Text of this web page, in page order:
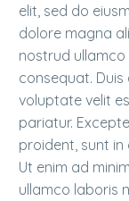
elit, sed do
dolore magna
nostrud
consequat.
voluptate velit
pariatur.
proident, sunt
Ut enim ad
ullamco laboris